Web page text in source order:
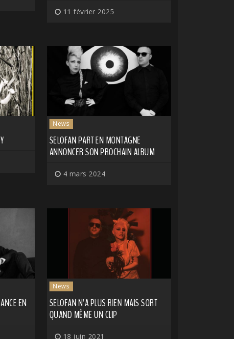
11 février 2025
News
SELOFAN PART EN MONTAGNE
ANNONCER SON PROCHAIN ALBUM
4 mars 2024
EN
News
SELOFAN N'A PLUS RIEN MAIS SORT
QUAND MÊME UN CLIP
18 juin 2021